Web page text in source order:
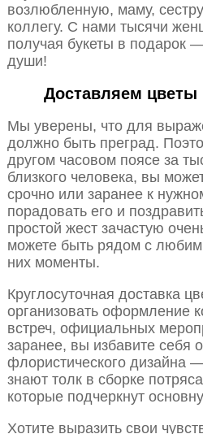
возлюбленную, маму,
коллегу. С нами тысячи
получая букеты в подарок
души!
Доставляем цветы
Мы уверены, что для
должно быть преград.
другом часовом поясе за
близкого человека, вы
срочно или заранее к
порадовать его и
простой жест зачастую
можете быть рядом с
них моменты.
Круглосуточная доставка
организовать оформление
встреч, официальных
заранее, вы избавите себя
флористического дизайна
знают толк в сборке
которые подчеркнут
Хотите выразить свои